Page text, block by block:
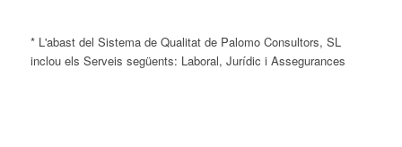
* L'abast del Sistema de Qualitat de Palomo Consultors, SL
inclou els Serveis següents: Laboral, Jurídic i Assegurances